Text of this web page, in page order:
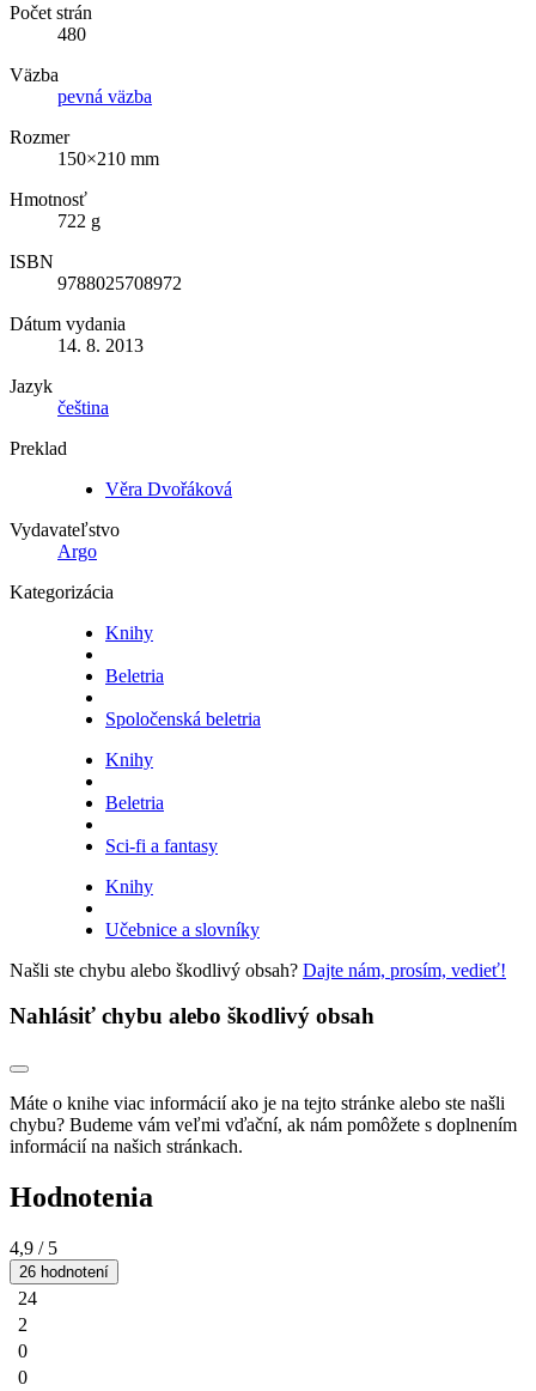
Počet strán
480
Väzba
pevná väzba
Rozmer
150×210 mm
Hmotnosť
722 g
ISBN
9788025708972
Dátum vydania
14. 8. 2013
Jazyk
čeština
Preklad
Věra Dvořáková
Vydavateľstvo
Argo
Kategorizácia
Knihy
Beletria
Spoločenská beletria
Knihy
Beletria
Sci-fi a fantasy
Knihy
Učebnice a slovníky
Našli ste chybu alebo škodlivý obsah? Dajte nám, prosím, vedieť!
Nahlásiť chybu alebo škodlivý obsah
Máte o knihe viac informácií ako je na tejto stránke alebo ste našli
chybu? Budeme vám veľmi vďační, ak nám pomôžete s doplnením
informácií na našich stránkach.
Hodnotenia
4,9 / 5
26 hodnotení
24
2
0
0